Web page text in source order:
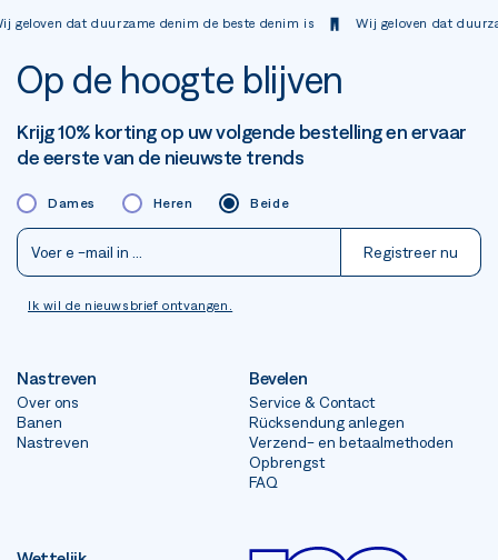
dat duurzame denim de beste denim is Wij geloven dat duurzame
Op de hoogte blijven
Krijg 10% korting op uw volgende bestelling en ervaar
de eerste van de nieuwste trends
Dames Heren Beide
Registreer nu
Ik wil de nieuwsbrief ontvangen.
Nastreven
Over ons
Banen
Nastreven
Bevelen
Service & Contact
Rücksendung anlegen
Verzend- en betaalmethoden
Opbrengst
FAQ